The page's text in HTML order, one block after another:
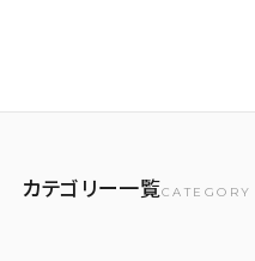
カテゴリー一覧CATEGORY